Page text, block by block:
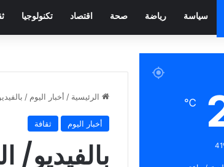
سياسة رياضة صحة اقتصاد تكنولوجيا
الرئيسية / أخبار اليوم /
أخبار اليوم ثقافة
℃